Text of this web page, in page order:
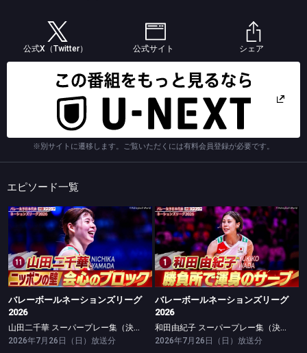
公式X（Twitter） 公式サイト シェア
※別サイトに遷移します。ご覧いただくには有料会員登録が必要です。
エピソード一覧
バレーボールネーションズリーグ2026
山田二千華 スーパープレー集（決勝ラウンド）
バレーボールネーションズリーグ
2026
山田二千華 スーパープレー集（決勝ラウンド）
2026年7月26日（日）放送分
バレーボールネーションズリーグ2026
和田由紀子 スーパープレー集（決勝ラウンド）
バレーボールネーションズリーグ
2026
和田由紀子 スーパープレー集（決勝ラウンド）
2026年7月26日（日）放送分